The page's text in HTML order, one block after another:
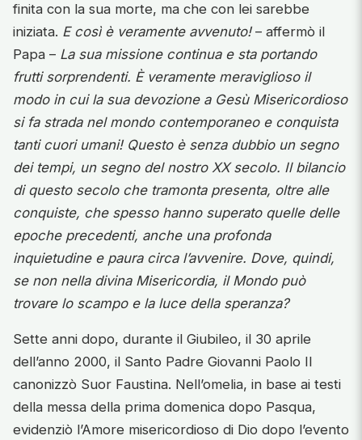
finita con la sua morte, ma che con lei sarebbe
iniziata. E così è veramente avvenuto!– affermò il
Papa – La sua missione continua e sta portando
frutti sorprendenti. È veramente meraviglioso il
modo in cui la sua devozione a Gesù Misericordioso
si fa strada nel mondo contemporaneo e conquista
tanti cuori umani! Questo è senza dubbio un segno
dei tempi, un segno del nostro XX secolo. Il bilancio
di questo secolo che tramonta presenta, oltre alle
conquiste, che spesso hanno superato quelle delle
epoche precedenti, anche una profonda
inquietudine e paura circa l’avvenire. Dove, quindi,
se non nella divina Misericordia, il Mondo può
trovare lo scampo e la luce della speranza?
Sette anni dopo, durante il Giubileo, il 30 aprile
dell’anno 2000, il Santo Padre Giovanni Paolo II
canonizzò Suor Faustina. Nell’omelia, in base ai testi
della messa della prima domenica dopo Pasqua,
evidenziò l’Amore misericordioso di Dio dopo l’evento